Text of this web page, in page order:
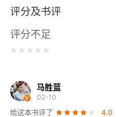
第二篇 （续）印度——佛教
第三篇 波斯
第一篇 希腊精神的元素
第二篇 美的个性形态
评分及书评
评分不足
马胜蓝
02-10
给这本书评了
4.0